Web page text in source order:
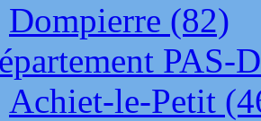
Dompierre (82)
PAS-
Achiet-le-Petit